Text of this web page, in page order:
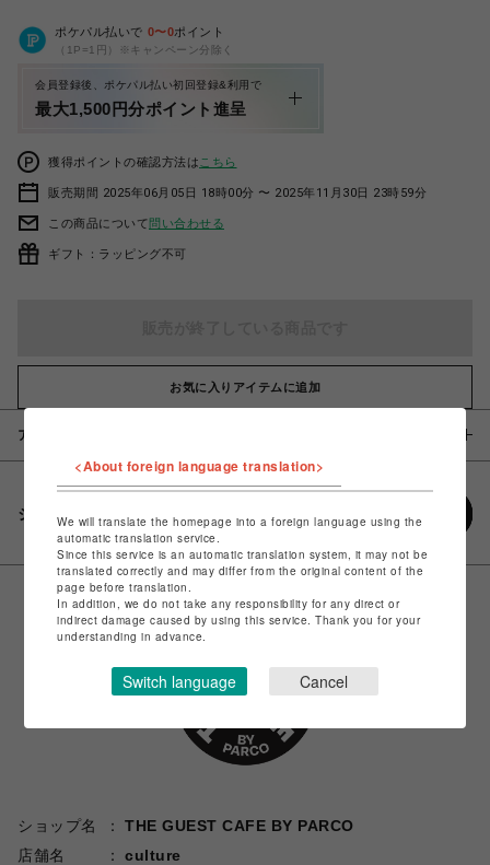
ポケパル払いで 0〜0ポイント
（1P=1円）※キャンペーン分除く
会員登録後、ポケパル払い初回登録&利用で
最大1,500円分ポイント進呈
獲得ポイントの確認方法は こちら
販売期間 2025年06月05日 18時00分 〜 2025年11月30日 23時59分
この商品について問い合わせる
ギフト：ラッピング不可
お気に入りアイテムに追加
アイテム説明 / 素材
シェアする
ショップ名
THE GUEST CAFE BY PARCO
店舗名
culture
<About foreign language translation>
We will translate the homepage into a foreign language using the
automatic translation service.
Since this service is an automatic translation system, it may not be
translated correctly and may differ from the original content of the
page before translation.
In addition, we do not take any responsibility for any direct or
indirect damage caused by using this service. Thank you for your
understanding in advance.
Switch language Cancel